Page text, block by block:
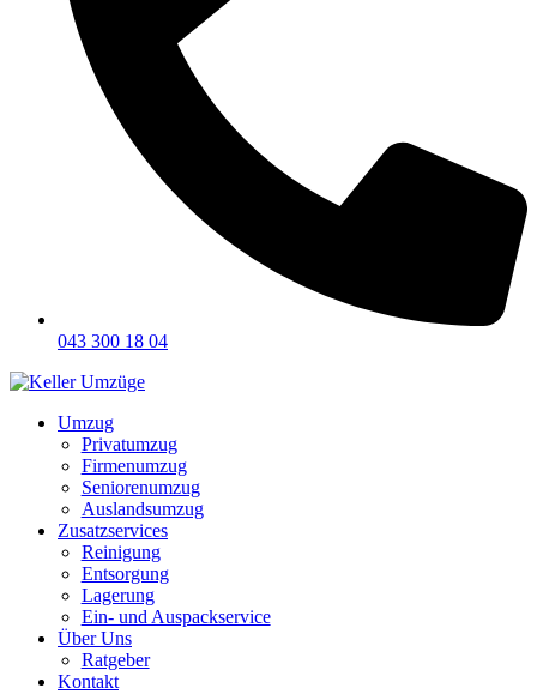
043 300 18 04
Umzug
Privatumzug
Firmenumzug
Seniorenumzug
Auslandsumzug
Zusatzservices
Reinigung
Entsorgung
Lagerung
Ein- und Auspackservice
Über Uns
Ratgeber
Kontakt